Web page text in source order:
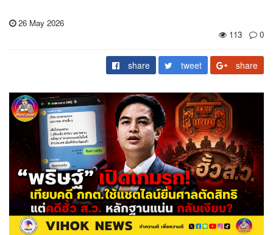
26 May 2026
113
0
share tweet share